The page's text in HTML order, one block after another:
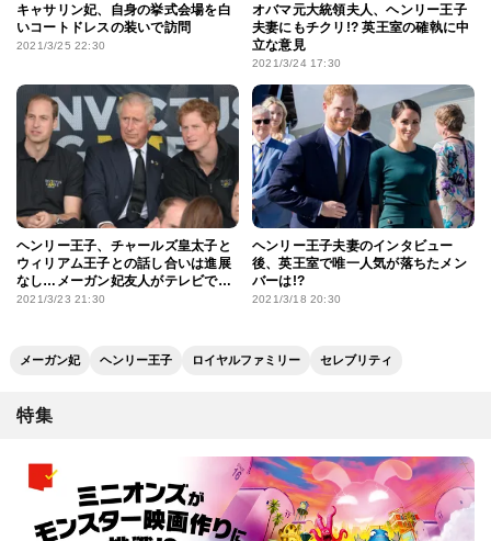
キャサリン妃、自身の挙式会場を白
いコートドレスの装いで訪問
2021/3/25 22:30
オバマ元大統領夫人、ヘンリー王子
夫妻にもチクリ!? 英王室の確執に中
立な意見
2021/3/24 17:30
ヘンリー王子、チャールズ皇太子と
ウィリアム王子との話し合いは進展
なし…メーガン妃友人がテレビで明
かす
2021/3/23 21:30
ヘンリー王子夫妻のインタビュー
後、英王室で唯一人気が落ちたメン
バーは!?
2021/3/18 20:30
メーガン妃 ヘンリー王子 ロイヤルファミリー セレブリティ
特集